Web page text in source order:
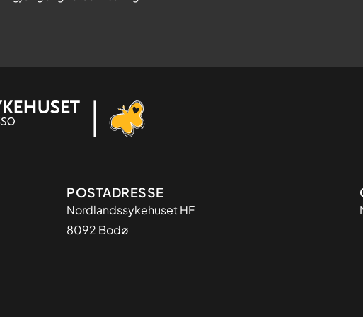
Adresse
POSTADRESSE
Nordlandssykehuset HF
8092 Bodø